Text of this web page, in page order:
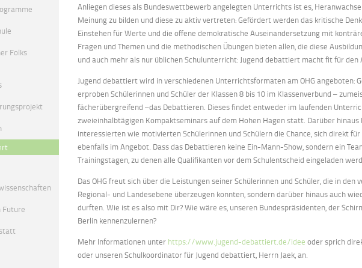
Anliegen dieses als Bundeswettbewerb angelegten Unterrichts ist es,
Meinung zu bilden und diese zu aktiv vertreten: Gefördert werden das kritische
Einstehen für Werte und die offene demokratische Auseinandersetzung mit
Fragen und Themen und die methodischen Übungen bieten allen, die diese
und auch mehr als nur üblichen Schulunterricht: Jugend debattiert macht fit für den
Jugend debattiert wird in verschiedenen Unterrichtsformaten am OHG angeboten:
erproben Schülerinnen und Schüler der Klassen 8 bis 10 im Klassenverbund –
fächerübergreifend –das Debattieren. Dieses findet entweder im laufenden
zweieinhalbtägigen Kompaktseminars auf dem Hohen Hagen statt. Darüber
interessierten wie motivierten Schülerinnen und Schülern die Chance, sich direkt
ebenfalls im Angebot. Dass das Debattieren keine Ein-Mann-Show, sondern ein
Trainingstagen, zu denen alle Qualifikanten vor dem Schulentscheid eingeladen
Das OHG freut sich über die Leistungen seiner Schülerinnen und Schüler, die in
Regional- und Landesebene überzeugen konnten, sondern darüber hinaus auch
durften. Wie ist es also mit Dir? Wie wäre es, unseren Bundespräsidenten, der
Berlin kennenzulernen?
Mehr Informationen unter https://www.jugend-debattiert.de/idee oder sprich
oder unseren Schulkoordinator für Jugend debattiert, Herrn Jaek, an.
Folks
Future